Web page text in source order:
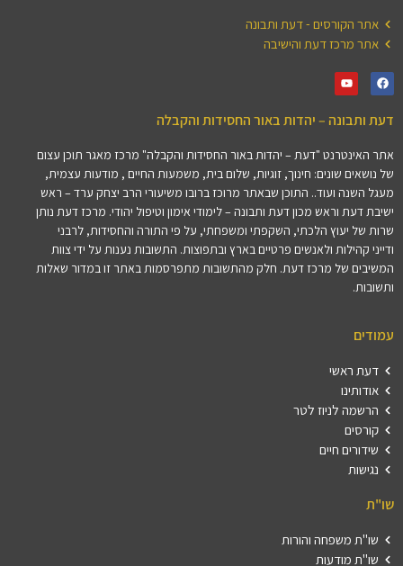
אתר הקורסים - דעת ותבונה
אתר מרכז דעת והישיבה
דעת ותבונה – יהדות באור החסידות והקבלה
אתר האינטרנט "דעת – יהדות באור החסידות והקבלה" מרכז מאגר תוכן עצום
של נושאים שונים: חינוך, זוגיות, שלום בית, משמעות החיים , מודעות עצמית,
מעגל השנה ועוד.. התוכן שבאתר מרוכז ברובו משיעורי הרב יצחק ערד – ראש
ישיבת דעת וראש מכון דעת ותבונה – לימודי אימון וטיפול יהודי. מרכז דעת נותן
שרות של יעוץ הלכתי, השקפתי ומשפחתי, על פי התורה והחסידות, לרבני
ודייני קהילות ולאנשים פרטיים בארץ ובתפוצות. התשובות נענות על ידי צוות
המשיבים של מרכז דעת. חלק מהתשובות מתפרסמות באתר זו במדור שאלות
ותשובות.
עמודים
דעת ראשי
אודותינו
הרשמה לניוז לטר
קורסים
שידורים חיים
נגישות
שו"ת
שו"ת משפחה והורות
שו"ת מודעות